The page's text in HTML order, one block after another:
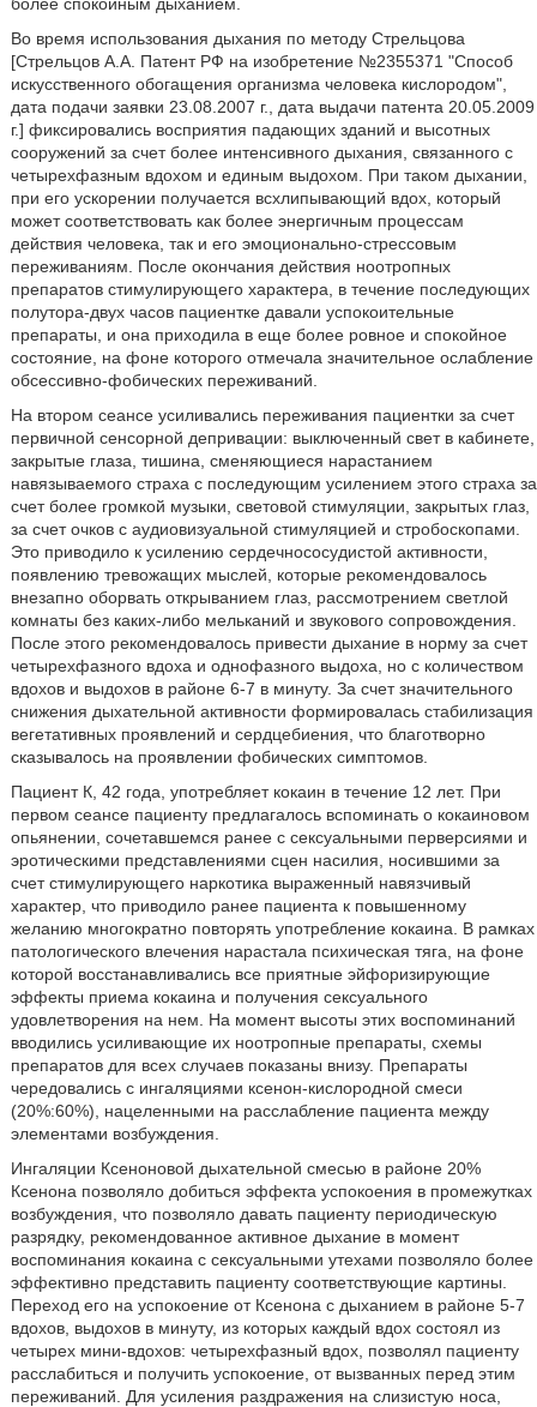
Во время использования дыхания по методу Стрельцова
[Стрельцов А.А. Патент РФ на изобретение №2355371 "Способ
искусственного обогащения организма человека кислородом",
дата подачи заявки 23.08.2007 г., дата выдачи патента 20.05.2009
г.] фиксировались восприятия падающих зданий и высотных
сооружений за счет более интенсивного дыхания, связанного с
четырехфазным вдохом и единым выдохом. При таком дыхании,
при его ускорении получается всхлипывающий вдох, который
может соответствовать как более энергичным процессам
действия человека, так и его эмоционально-стрессовым
переживаниям. После окончания действия ноотропных
препаратов стимулирующего характера, в течение последующих
полутора-двух часов пациентке давали успокоительные
препараты, и она приходила в еще более ровное и спокойное
состояние, на фоне которого отмечала значительное ослабление
обсессивно-фобических переживаний.
На втором сеансе усиливались переживания пациентки за счет
первичной сенсорной депривации: выключенный свет в кабинете,
закрытые глаза, тишина, сменяющиеся нарастанием
навязываемого страха с последующим усилением этого страха за
счет более громкой музыки, световой стимуляции, закрытых глаз,
за счет очков с аудиовизуальной стимуляцией и стробоскопами.
Это приводило к усилению сердечнососудистой активности,
появлению тревожащих мыслей, которые рекомендовалось
внезапно оборвать открыванием глаз, рассмотрением светлой
комнаты без каких-либо мельканий и звукового сопровождения.
После этого рекомендовалось привести дыхание в норму за счет
четырехфазного вдоха и однофазного выдоха, но с количеством
вдохов и выдохов в районе 6-7 в минуту. За счет значительного
снижения дыхательной активности формировалась стабилизация
вегетативных проявлений и сердцебиения, что благотворно
сказывалось на проявлении фобических симптомов.
Пациент К, 42 года, употребляет кокаин в течение 12 лет. При
первом сеансе пациенту предлагалось вспоминать о кокаиновом
опьянении, сочетавшемся ранее с сексуальными перверсиями и
эротическими представлениями сцен насилия, носившими за
счет стимулирующего наркотика выраженный навязчивый
характер, что приводило ранее пациента к повышенному
желанию многократно повторять употребление кокаина. В рамках
патологического влечения нарастала психическая тяга, на фоне
которой восстанавливались все приятные эйфоризирующие
эффекты приема кокаина и получения сексуального
удовлетворения на нем. На момент высоты этих воспоминаний
вводились усиливающие их ноотропные препараты, схемы
препаратов для всех случаев показаны внизу. Препараты
чередовались с ингаляциями ксенон-кислородной смеси
(20%:60%), нацеленными на расслабление пациента между
элементами возбуждения.
Ингаляции Ксеноновой дыхательной смесью в районе 20%
Ксенона позволяло добиться эффекта успокоения в промежутках
возбуждения, что позволяло давать пациенту периодическую
разрядку, рекомендованное активное дыхание в момент
воспоминания кокаина с сексуальными утехами позволяло более
эффективно представить пациенту соответствующие картины.
Переход его на успокоение от Ксенона с дыханием в районе 5-7
вдохов, выдохов в минуту, из которых каждый вдох состоял из
четырех мини-вдохов: четырехфазный вдох, позволял пациенту
расслабиться и получить успокоение, от вызванных перед этим
переживаний. Для усиления раздражения на слизистую носа,